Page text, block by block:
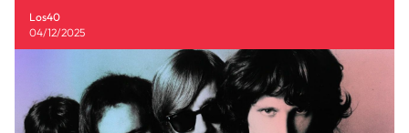
Los40
04/12/2025